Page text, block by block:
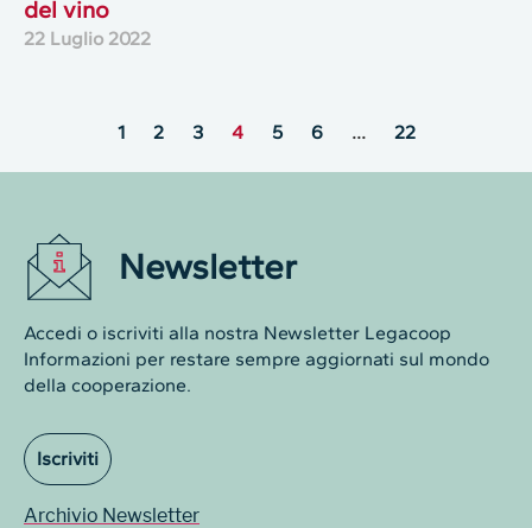
del vino
22 Luglio 2022
1 2 3 4 5 6 … 22
Newsletter
Accedi o iscriviti alla nostra Newsletter Legacoop
Informazioni per restare sempre aggiornati sul mondo
della cooperazione.
Iscriviti
Archivio Newsletter